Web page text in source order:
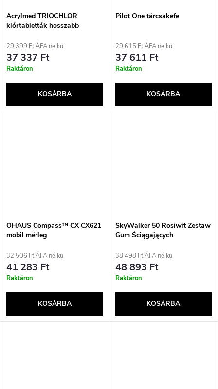
Acrylmed TRIOCHLOR
klórtabletták hosszabb
29 399 Ft ÁFA nélkül
37 337 Ft
Raktáron
KOSÁRBA
Pilot One tárcsakefe
29 615 Ft ÁFA nélkül
37 611 Ft
Raktáron
KOSÁRBA
OHAUS Compass™ CX CX621
mobil mérleg
32 506 Ft ÁFA nélkül
41 283 Ft
Raktáron
KOSÁRBA
SkyWalker 50 Rosiwit Zestaw
Gum Ściągających
38 498 Ft ÁFA nélkül
48 893 Ft
Raktáron
KOSÁRBA